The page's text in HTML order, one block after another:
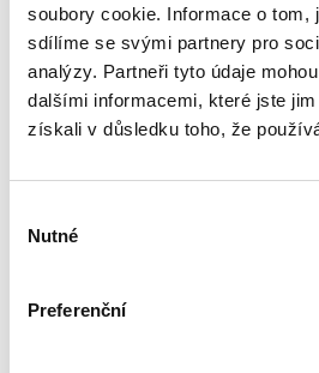
soubory cookie. Informace o tom,
sdílíme se svými partnery pro
analýzy. Partneři tyto údaje
dalšími informacemi, které jste
získali v důsledku toho, že
souhlasu
Nutné
Preferenční
Michael Pilz
Heaven And Earth — Part I
Peter
Heinz a Fred